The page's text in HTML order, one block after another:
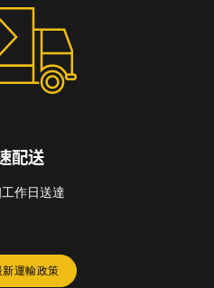
配送
作日送達
新運輸政策